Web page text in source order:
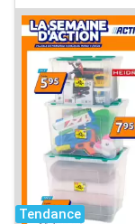
Tendance